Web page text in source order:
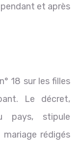
et après
18 sur les filles
Le décret,
pays, stipule
rédigés